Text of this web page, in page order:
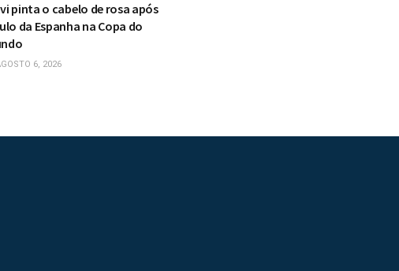
pinta o cabelo de rosa após
da Espanha na Copa do
6, 2026